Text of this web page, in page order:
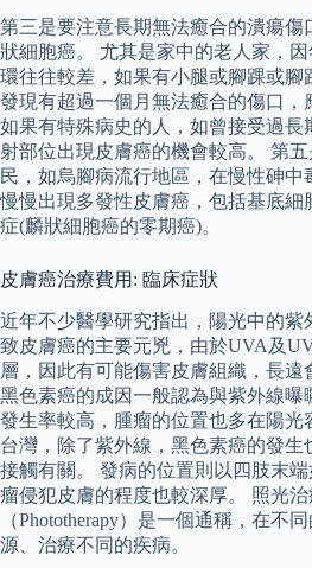
第三是要注意長期無法癒合的潰瘍
狀細胞癌。 尤其是家中的老人家，
環往往較差，如果有小腿或腳踝或腳
發現有超過一個月無法癒合的傷口，
如果有特殊病史的人，如曾接受過長
射部位出現皮膚癌的機會較高。 第
民，如烏腳病流行地區，在慢性砷中
慢慢出現多發性皮膚癌，包括基底細
症(麟狀細胞癌的零期癌)。
皮膚癌治療費用: 臨床症狀
近年不少醫學研究指出，陽光中的
致皮膚癌的主要元兇，由於UVA及
層，因此有可能傷害皮膚組織，長遠
黑色素癌的成因一般認為與紫外線曝
發生率較高，腫瘤的位置也多在陽光
台灣，除了紫外線，黑色素癌的發
接觸有關。 發病的位置則以四肢末
瘤侵犯皮膚的程度也較深厚。 照光
（Phototherapy）是一個通稱，在不
源、治療不同的疾病。